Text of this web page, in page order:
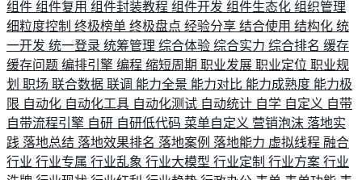
组件 组件复用 组件封装教程 组件开发 组件生态化 组织管理
细粒度控制 终极榜单 终极盘点 经验分享 结合使用 结构化 统
一开发 统一登录 统筹管理 综合体验 综合实力 综合排名 缓存
缓存问题 编排引擎 编程 缩短周期 职业发展 职业定位 职业规
划 职场 联合数据 联调 能力全景 能力对比 能力成熟度 能力极
限 自动化 自动化工具 自动化测试 自动统计 自学 自定义 自带
自带流程引擎 自研 自研低代码 菜单自定义 营销泡沫 落地实
践 落地总结 落地效果排名 落地案例 落地能力 虚拟线程 融合
行业 行业专属 行业乱象 行业大模型 行业定制 行业方案 行业